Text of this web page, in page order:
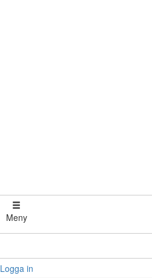
Meny
Logga in